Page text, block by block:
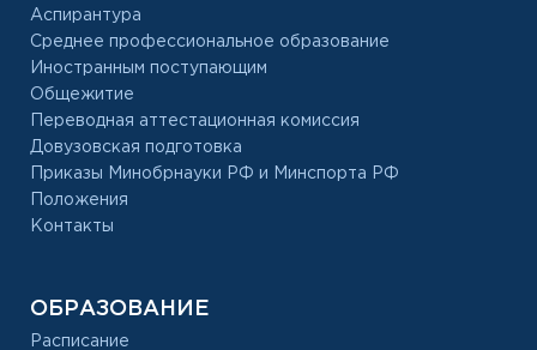
Аспирантура
Среднее профессиональное образование
Иностранным поступающим
Общежитие
Переводная аттестационная комиссия
Довузовская подготовка
Приказы Минобрнауки РФ и Минспорта РФ
Положения
Контакты
ОБРАЗОВАНИЕ
Расписание